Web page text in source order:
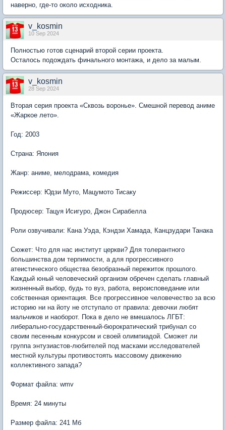
наверно, где-то около исходника.
v_kosmin
10 Sep 2024
Полностью готов сценарий второй серии проекта.
Осталось подождать финального монтажа, и дело за малым.
v_kosmin
28 Sep 2024
Вторая серия проекта «Сквозь воронье». Смешной перевод аниме
«Жаркое лето».
Год: 2003
Страна: Япония
Жанр: аниме, мелодрама, комедия
Режиссер: Юдзи Муто, Мацумото Тисаку
Продюсер: Тацуя Исигуро, Джон Сирабелла
Роли озвучивали: Кана Уэда, Кэндзи Хамада, Канцзудари Танака
Сюжет: Что для нас институт церкви? Для толерантного
большинства дом терпимости, а для прогрессивного
атеистического общества безобразный пережиток прошлого.
Каждый юный человеческий организм обречен сделать главный
жизненный выбор, будь то вуз, работа, вероисповедание или
собственная ориентация. Все прогрессивное человечество за всю
историю ни на йоту не отступало от правила: девочки любят
мальчиков и наоборот. Пока в дело не вмешалось ЛГБТ:
либерально-государственный-бюрократический трибунал со
своим песенным конкурсом и своей олимпиадой. Сможет ли
группа энтузиастов-любителей под масками исследователей
местной культуры противостоять массовому движению
коллективного запада?
Формат файла: wmv
Время: 24 минуты
Размер файла: 241 Мб